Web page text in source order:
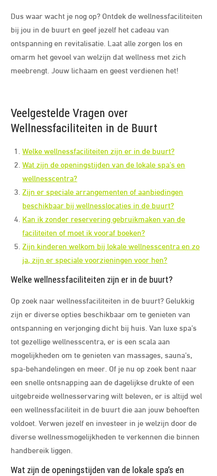
Dus waar wacht je nog op? Ontdek de wellnessfaciliteiten
bij jou in de buurt en geef jezelf het cadeau van
ontspanning en revitalisatie. Laat alle zorgen los en
omarm het gevoel van welzijn dat wellness met zich
meebrengt. Jouw lichaam en geest verdienen het!
Veelgestelde Vragen over
Wellnessfaciliteiten in de Buurt
Welke wellnessfaciliteiten zijn er in de buurt?
Wat zijn de openingstijden van de lokale spa’s en
wellnesscentra?
Zijn er speciale arrangementen of aanbiedingen
beschikbaar bij wellnesslocaties in de buurt?
Kan ik zonder reservering gebruikmaken van de
faciliteiten of moet ik vooraf boeken?
Zijn kinderen welkom bij lokale wellnesscentra en zo
ja, zijn er speciale voorzieningen voor hen?
Welke wellnessfaciliteiten zijn er in de buurt?
Op zoek naar wellnessfaciliteiten in de buurt? Gelukkig
zijn er diverse opties beschikbaar om te genieten van
ontspanning en verjonging dicht bij huis. Van luxe spa’s
tot gezellige wellnesscentra, er is een scala aan
mogelijkheden om te genieten van massages, sauna’s,
spa-behandelingen en meer. Of je nu op zoek bent naar
een snelle ontsnapping aan de dagelijkse drukte of een
uitgebreide wellnesservaring wilt beleven, er is altijd wel
een wellnessfaciliteit in de buurt die aan jouw behoeften
voldoet. Verwen jezelf en investeer in je welzijn door de
diverse wellnessmogelijkheden te verkennen die binnen
handbereik liggen.
Wat zijn de openingstijden van de lokale spa’s en